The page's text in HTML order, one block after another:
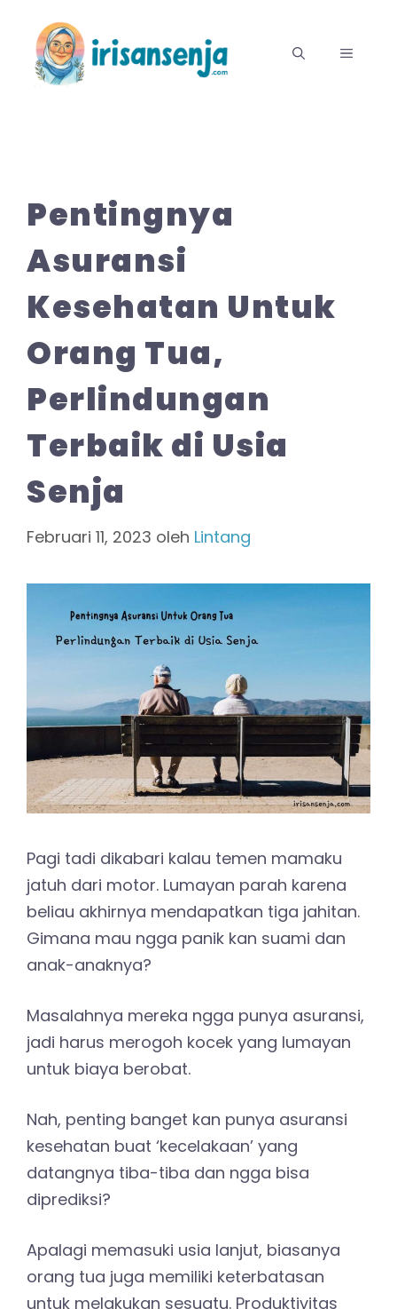
MENU
Pentingnya
Asuransi
Kesehatan Untuk
Orang Tua,
Perlindungan
Terbaik di Usia
Senja
Februari 11, 2023 oleh Lintang
Pagi tadi dikabari kalau temen mamaku
jatuh dari motor. Lumayan parah karena
beliau akhirnya mendapatkan tiga jahitan.
Gimana mau ngga panik kan suami dan
anak-anaknya?
Masalahnya mereka ngga punya asuransi,
jadi harus merogoh kocek yang lumayan
untuk biaya berobat.
Nah, penting banget kan punya asuransi
kesehatan buat ‘kecelakaan’ yang
datangnya tiba-tiba dan ngga bisa
diprediksi?
Apalagi memasuki usia lanjut, biasanya
orang tua juga memiliki keterbatasan
untuk melakukan sesuatu. Produktivitas